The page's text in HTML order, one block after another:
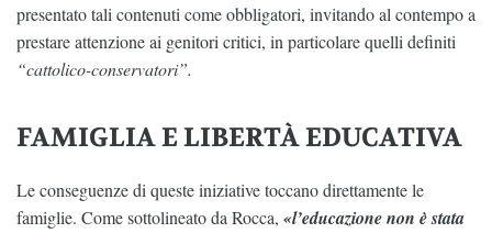
presentato tali contenuti come obbligatori, invitando al contempo a
prestare attenzione ai genitori critici, in particolare quelli definiti
“cattolico-conservatori”.
FAMIGLIA E LIBERTÀ EDUCATIVA
Le conseguenze di queste iniziative toccano direttamente le
famiglie. Come sottolineato da Rocca, «l’educazione non è stata